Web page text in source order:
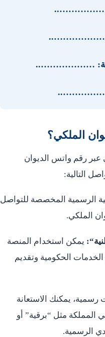
………………..
………………..
………………..
………………..
الملكي؟
عبر رقم واتس الديوان
التالية:
الرسمية المخصصة للتواصل
الملكي.
“: يمكن استخدام المنصة
الحكومية وتقديم
رسمية، يمكنك الاستعانة
المملكة مثل “برقية” أو
الرسمية.